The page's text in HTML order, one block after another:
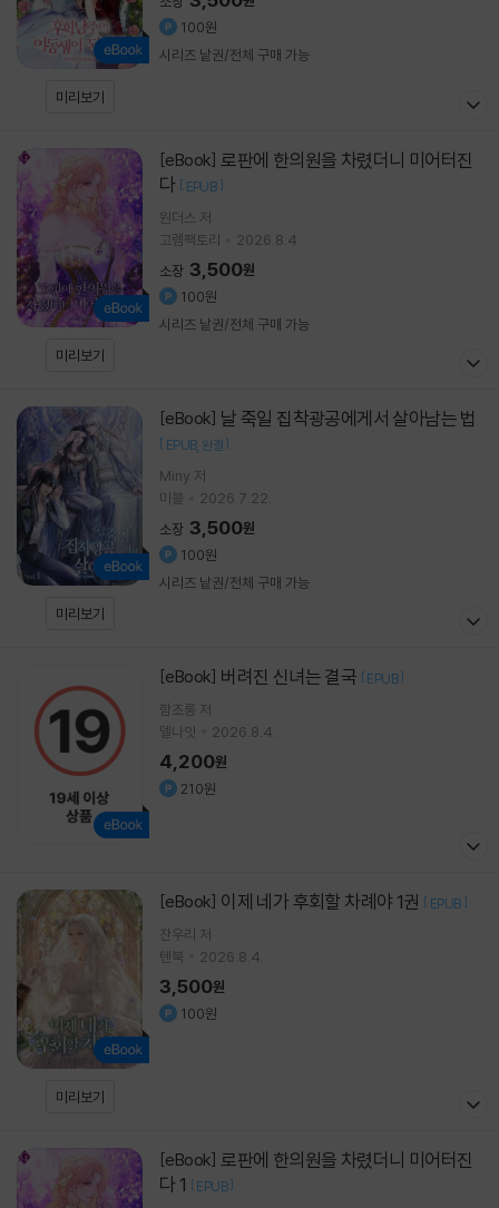
미리보기
100원
시리즈 낱권/전체 구매 가능
미리보기
[eBook] 로판에 한의원을 차렸더니 미어터진
다 [ EPUB ]
원더스 저
고렘팩토리
2026.8.4.
소장 3,500원
100원
시리즈 낱권/전체 구매 가능
미리보기
[eBook] 날 죽일 집착광공에게서 살아남는 법
[ EPUB 완결 ]
Miny 저
미블
2026.7.22.
소장 3,500원
100원
시리즈 낱권/전체 구매 가능
[eBook] 버려진 신녀는 결국 [ EPUB ]
함초롱 저
델나잇
2026.8.4.
4,200원
210원
미리보기
[eBook] 이제 네가 후회할 차례야 1권 [ EPUB ]
잔우리 저
텐북
2026.8.4.
3,500원
100원
[eBook] 로판에 한의원을 차렸더니 미어터진
다 1 [ EPUB ]